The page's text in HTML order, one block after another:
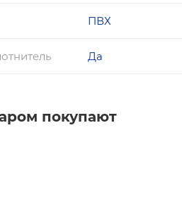
ПВХ
Да
покупают